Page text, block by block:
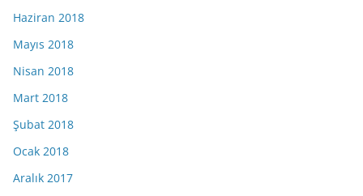
Haziran 2018
Mayıs 2018
Nisan 2018
Mart 2018
Şubat 2018
Ocak 2018
Aralık 2017